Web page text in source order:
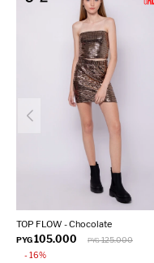
TOP FLOW - Chocolate
PYG105.000 PYG 125.000
16